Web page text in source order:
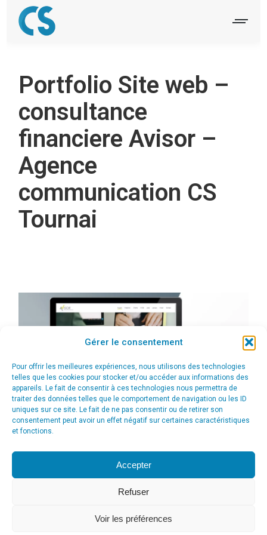
Gérer le consentement
Pour offrir les meilleures expériences, nous utilisons des technologies
telles que les cookies pour stocker et/ou accéder aux informations des
appareils. Le fait de consentir à ces technologies nous permettra de
traiter des données telles que le comportement de navigation ou les ID
uniques sur ce site. Le fait de ne pas consentir ou de retirer son
consentement peut avoir un effet négatif sur certaines caractéristiques
et fonctions.
Accepter
Refuser
Voir les préférences
Portfolio Site web –
consultance
financiere Avisor –
Agence
communication CS
Tournai
© Agence Communication Support [ Agence CS ] - Conseil en